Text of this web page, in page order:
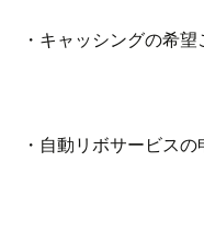
・キャッシングの希
・自動リボサービス